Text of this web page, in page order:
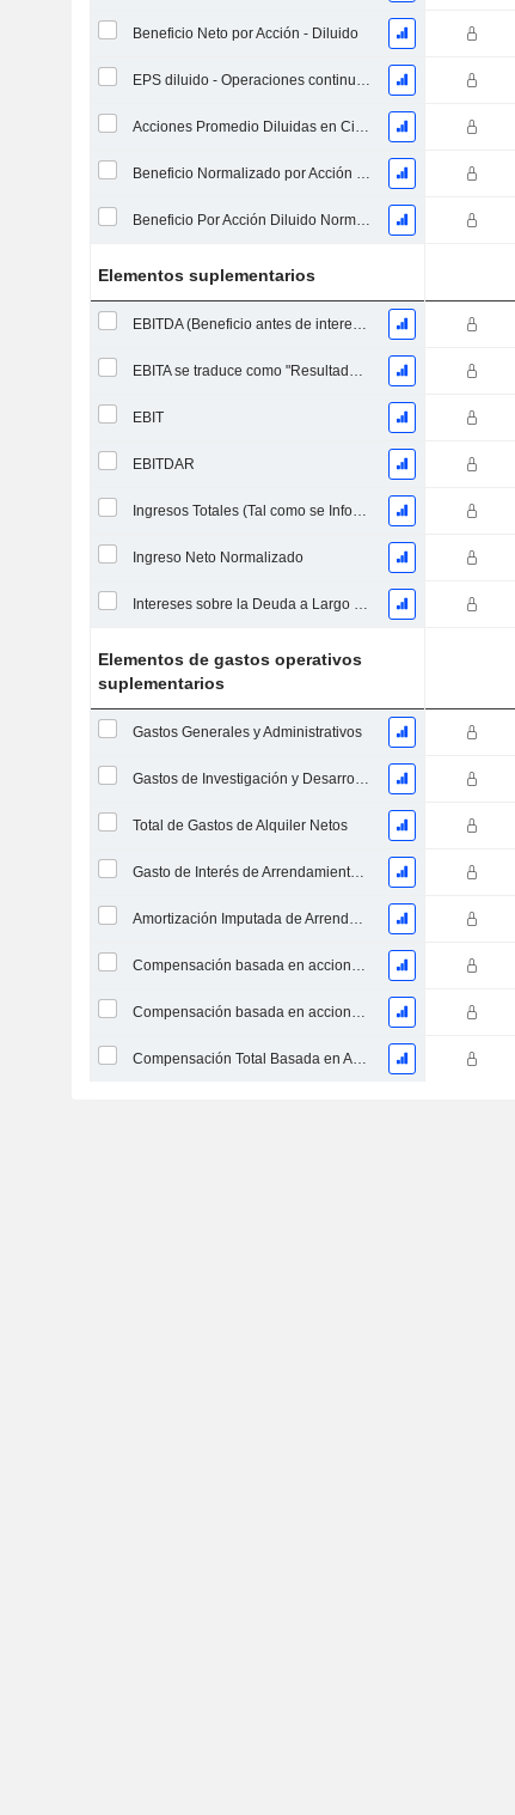
Beneficio Neto por Acción - Diluido
EPS diluido - Operaciones continuas
Acciones Promedio Diluidas en Circulación Ponderadas
Beneficio Normalizado por Acción Básica
Beneficio Por Acción Diluido Normalizado
Elementos suplementarios
EBITDA (Beneficio antes de intereses, impuestos, depreciación y amortización)
EBITA se traduce como "Resultado Antes de Intereses, Impuestos y Amortizaciones" en español.
EBIT
EBITDAR
Ingresos Totales (Tal como se Informó)
Ingreso Neto Normalizado
Intereses sobre la Deuda a Largo Plazo
Elementos de gastos operativos
suplementarios
Gastos Generales y Administrativos
Gastos de Investigación y Desarrollo provenientes de las Notas al Pie de Página
Total de Gastos de Alquiler Netos
Gasto de Interés de Arrendamiento Operativo Imputado
Amortización Imputada de Arrendamiento Operativo
Compensación basada en acciones, Costo de los bienes vendidos (Total)
Compensación basada en acciones, Gastos generales y administrativos (Total)
Compensación Total Basada en Acciones